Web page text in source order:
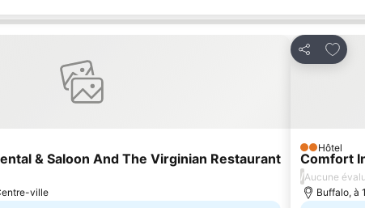
& Saloon And The Virginian Restaurant
ville
Partager
2 Étoiles
Hôtel
Comfort
/Aucune
Buffalo, à